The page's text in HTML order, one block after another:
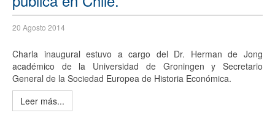
20 Agosto 2014
Charla inaugural estuvo a cargo del Dr. Herman de Jong
académico de la Universidad de Groningen y Secretario
General de la Sociedad Europea de Historia Económica.
Leer más...